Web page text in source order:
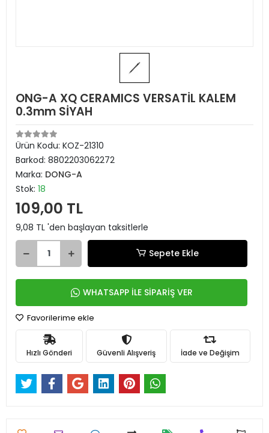
ONG-A XQ CERAMICS VERSATİL KALEM
0.3mm SİYAH
Ürün Kodu: KOZ-21310
Barkod: 8802203062272
Marka: DONG-A
Stok: 18
109,00 TL
9,08 TL 'den başlayan taksitlerle
Sepete Ekle
WHATSAPP İLE SİPARİŞ VER
Favorilerime ekle
Hızlı Gönderi Güvenli Alışveriş İade ve Değişim